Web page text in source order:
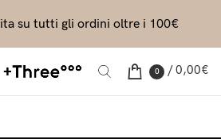
0 / 0,00€
su tutti gli ordini oltre i 100€